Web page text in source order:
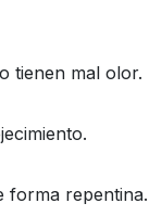
tienen mal olor.
forma repentina.